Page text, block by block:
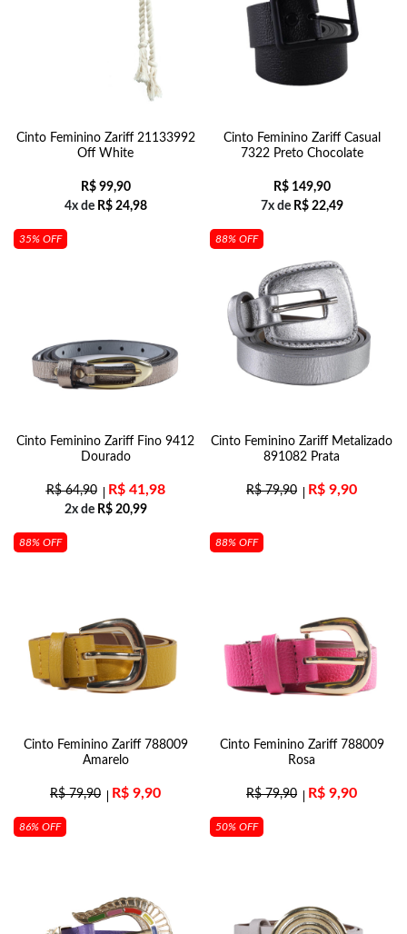
Cinto Feminino Zariff 21133992
Off White
R$99,90
4x de R$24,98
Cinto Feminino Zariff Casual
7322 Preto Chocolate
R$149,90
7x de R$22,49
35% OFF
Cinto Feminino Zariff Fino 9412
Dourado
R$64,90 R$41,98
2x de R$20,99
88% OFF
Cinto Feminino Zariff Metalizado
891082 Prata
R$79,90 R$ 9,90
88% OFF
Cinto Feminino Zariff 788009
Amarelo
R$79,90 R$ 9,90
88% OFF
Cinto Feminino Zariff 788009
Rosa
R$79,90 R$ 9,90
86% OFF 50% OFF